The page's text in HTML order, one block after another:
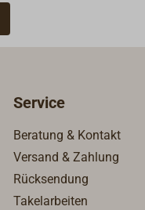
Service
Beratung & Kontakt
Versand & Zahlung
Rücksendung
Takelarbeiten